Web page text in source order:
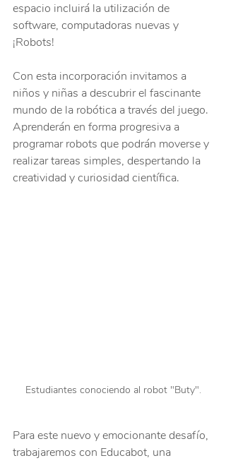
espacio incluirá la utilización de
software, computadoras nuevas y
¡Robots!
Con esta incorporación invitamos a
niños y niñas a descubrir el fascinante
mundo de la robótica a través del juego.
Aprenderán en forma progresiva a
programar robots que podrán moverse y
realizar tareas simples, despertando la
creatividad y curiosidad científica.
Estudiantes conociendo al robot "Buty".
Para este nuevo y emocionante desafío,
trabajaremos con Educabot, una